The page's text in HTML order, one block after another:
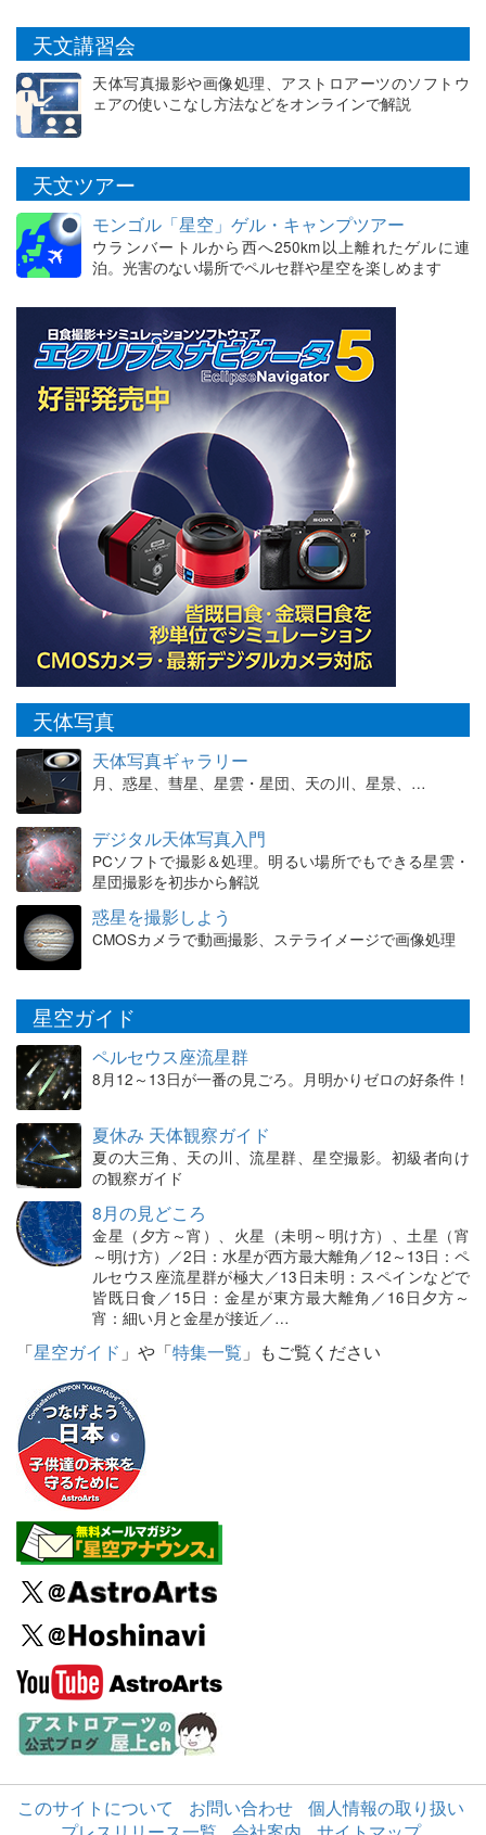
天文講習会
天体写真撮影や画像処理、アストロアーツのソフトウ
ェアの使いこなし方法などをオンラインで解説
天文ツアー
モンゴル「星空」ゲル・キャンプツアー
ウランバートルから西へ250km以上離れたゲルに連
泊。光害のない場所でペルセ群や星空を楽しめます
天体写真
天体写真ギャラリー
月、惑星、彗星、星雲・星団、天の川、星景、…
デジタル天体写真入門
PCソフトで撮影＆処理。明るい場所でもできる星雲・
星団撮影を初歩から解説
惑星を撮影しよう
CMOSカメラで動画撮影、ステライメージで画像処理
星空ガイド
ペルセウス座流星群
8月12～13日が一番の見ごろ。月明かりゼロの好条件！
夏休み 天体観察ガイド
夏の大三角、天の川、流星群、星空撮影。初級者向け
の観察ガイド
8月の見どころ
金星（夕方～宵）、火星（未明～明け方）、土星（宵
～明け方）／2日：水星が西方最大離角／12～13日：ペ
ルセウス座流星群が極大／13日未明：スペインなどで
皆既日食／15日：金星が東方最大離角／16日夕方～
宵：細い月と金星が接近／…
「星空ガイド 」や「特集一覧 」もご覧ください
このサイトについて お問い合わせ
個人情報の取り扱い